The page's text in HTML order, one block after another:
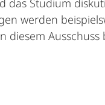
das Studium
werden
diesem